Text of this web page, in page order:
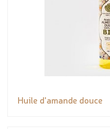
Huile d'amande douce